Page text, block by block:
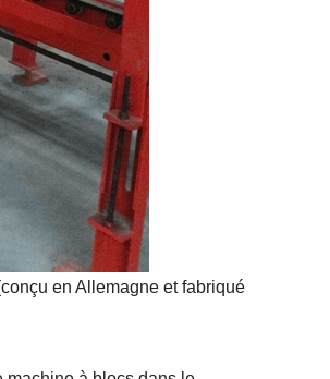
en Allemagne et fabriqué